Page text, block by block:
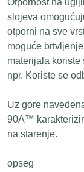
Otpornost na
slojeva
otporni na sve
moguće
materijala koriste
npr. Koriste se
Uz gore
90A™
na starenje.
opseg